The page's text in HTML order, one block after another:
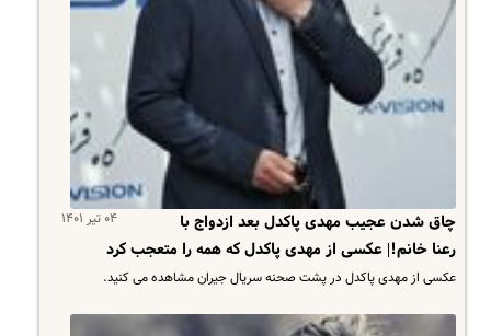
۰۴ تیر ۱۴۰۱
چاق شدن عجیب مهدی پاکدل بعد ازدواج با
رعنا خانم!| عکسی از مهدی پاکدل که همه را متعجب کرد
عکسی از مهدی پاکدل در پشت صحنه سریال جیران مشاهده می کنید.